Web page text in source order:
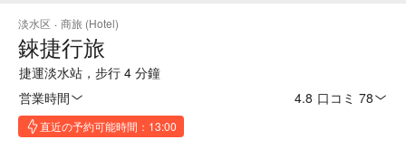
淡水区 · 商旅 (Hotel)
錸捷行旅
捷運淡水站，步行 4 分鐘
営業時間
4.8 口コミ 78
直近の予約可能時間：13:00